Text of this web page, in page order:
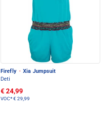
Firefly · Xia Jumpsuit
Deti
€ 24,99
VOC*€ 29,99